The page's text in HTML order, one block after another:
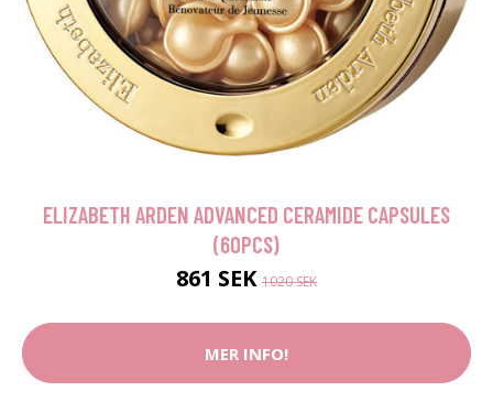
ELIZABETH ARDEN ADVANCED CERAMIDE CAPSULES
(60PCS)
861 SEK 1020 SEK
MER INFO!